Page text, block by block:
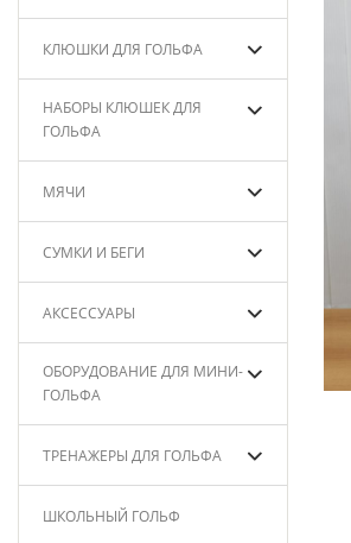
КЛЮШКИ ДЛЯ ГОЛЬФА
НАБОРЫ КЛЮШЕК ДЛЯ
ГОЛЬФА
МЯЧИ
СУМКИ И БЕГИ
АКСЕССУАРЫ
ОБОРУДОВАНИЕ ДЛЯ МИНИ-
ГОЛЬФА
ТРЕНАЖЕРЫ ДЛЯ ГОЛЬФА
ШКОЛЬНЫЙ ГОЛЬФ